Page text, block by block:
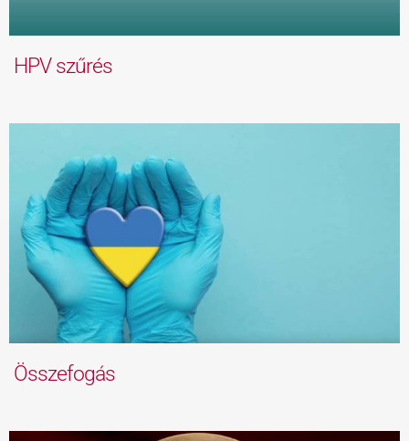
HPV szűrés
Összefogás